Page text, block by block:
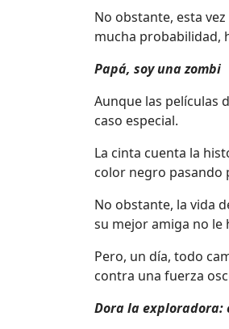
No obstante, esta
mucha probabilidad,
Papá, soy una zombi
Aunque las películas
caso especial.
La cinta cuenta la
color negro pasando
No obstante, la vida
su mejor amiga no le
Pero, un día, todo
contra una fuerza
Dora la exploradora: